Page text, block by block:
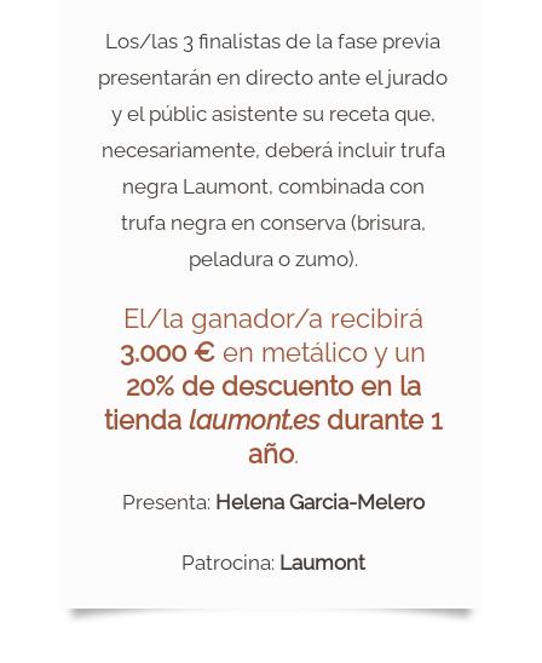
Los/las 3 finalistas de la fase previa
presentarán en directo ante el jurado
y el públic asistente su receta que,
necesariamente, deberá incluir trufa
negra Laumont, combinada con
trufa negra en conserva (brisura,
peladura o zumo).
El/la ganador/a recibirá
3.000 € en metálico y un
20% de descuento en la
tienda laumont.esdurante 1
año.
Presenta: Helena Garcia-Melero
Patrocina: Laumont